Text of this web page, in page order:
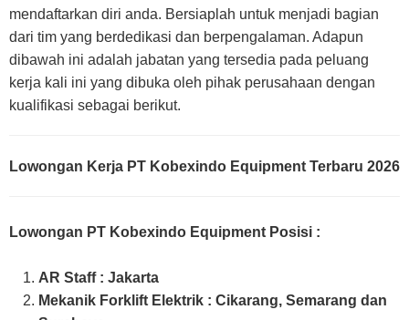
mendaftarkan diri anda. Bersiaplah untuk menjadi bagian
dari tim yang berdedikasi dan berpengalaman. Adapun
dibawah ini adalah jabatan yang tersedia pada peluang
kerja kali ini yang dibuka oleh pihak perusahaan dengan
kualifikasi sebagai berikut.
Lowongan Kerja PT Kobexindo Equipment Terbaru 2026
Lowongan PT Kobexindo Equipment Posisi :
AR Staff : Jakarta
Mekanik Forklift Elektrik : Cikarang, Semarang dan